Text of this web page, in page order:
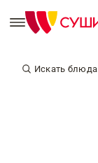
Искать блюда